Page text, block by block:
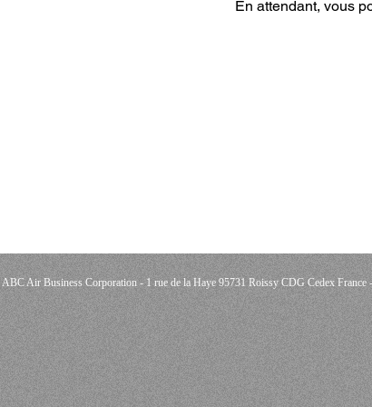
En attendant, vous
ABC Air Business Corporation - 1 rue de la Haye 95731 Roissy CDG Cedex